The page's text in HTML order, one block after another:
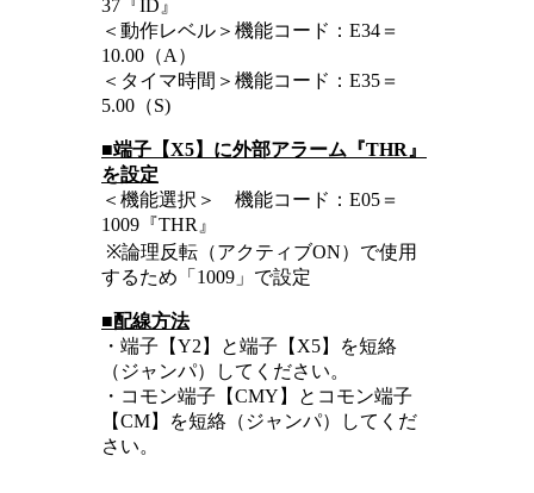
37『ID』
＜動作レベル＞機能コード：E34＝
10.00（A）
＜タイマ時間＞機能コード：E35＝
5.00（S)
■端子【X5】に外部アラーム『THR』
を設定
＜機能選択＞ 機能コード：E05＝
1009『THR』
※論理反転（アクティブON）で使用
するため「1009」で設定
■配線方法
・端子【Y2】と端子【X5】を短絡
（ジャンパ）してください。
・コモン端子【CMY】とコモン端子
【CM】を短絡（ジャンパ）してくだ
さい。